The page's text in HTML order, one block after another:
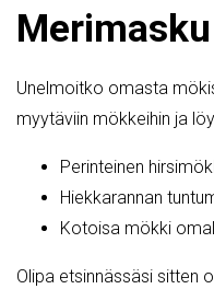
Merimasku
Unelmoitko omasta
myytäviin mökkeihin ja
Perinteinen
Hiekkarannan
Kotoisa mökki
Olipa etsinnässäsi sitten